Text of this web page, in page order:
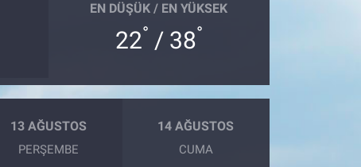
EN DÜŞÜK / EN YÜKSEK
22° / 38°
13 AĞUSTOS
PERŞEMBE
14 AĞUSTOS
CUMA